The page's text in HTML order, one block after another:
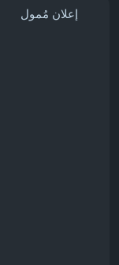
إعلان مُمول